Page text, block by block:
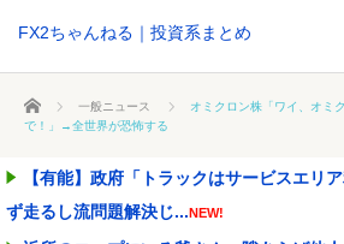
FX2ちゃんねる｜投資系まとめ
ホーム 一般ニュース
オミクロン株「ワイ、オミ
で！」→全世界が恐怖する
【有能】政府「トラックはサービスエリ
ず走るし流問題解決じ...NEW!